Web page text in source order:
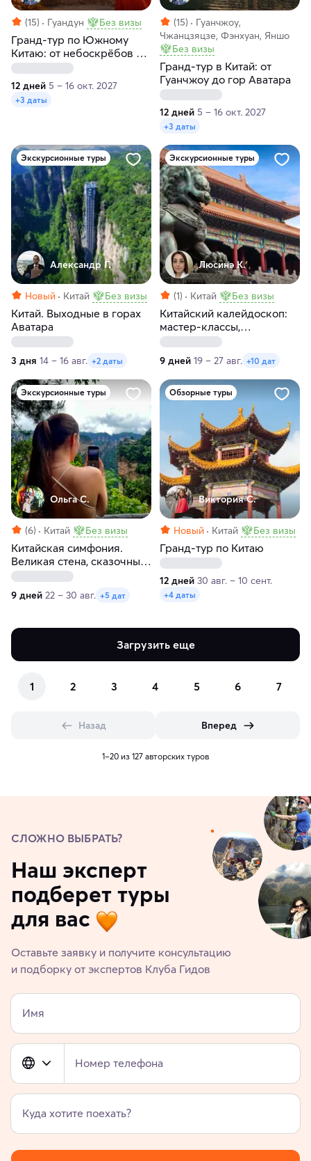
(15) Гуандун Без визы
Гранд-тур по Южному
Китаю: от небоскрёбов до
гор Аватара за 12 дней
12 дней 5 – 16 окт. 2027
+3 даты
(15)
Гуанчжоу,
Чжанцзяцзе, Фэнхуан, Яншо
Без визы
Гранд-тур в Китай: от
Гуанчжоу до гор Аватара
12 дней 5 – 16 окт. 2027
+3 даты
Экскурсионные туры
Александр Г.
Новый Китай Без визы
Китай. Выходные в горах
Аватара
3 дня 14 – 16 авг. +2 даты
Экскурсионные туры
Люсинэ К.
(1) Китай Без визы
Китайский калейдоскоп:
мастер-классы,
пульсирующие
мегаполисы и внеземные
пейзажи
9 дней 19 – 27 авг. +10 дат
Экскурсионные туры
Ольга С.
(6) Китай Без визы
Китайская симфония.
Великая стена, сказочные
горы, парки развлечений
и мегаполисы
9 дней 22 – 30 авг. +5 дат
Обзорные туры
Виктория С.
Новый Китай Без визы
Гранд-тур по Китаю
12 дней 30 авг. – 10 сент.
+4 даты
Загрузить еще
1 2 3 4 5 6 7
Назад Вперед
1–20 из 127 авторских туров
СЛОЖНО ВЫБРАТЬ?
Наш эксперт
подберет туры
для вас
Оставьте заявку и получите консультацию
и подборку от экспертов Клуба Гидов
Имя
Номер телефона
Куда хотите поехать?